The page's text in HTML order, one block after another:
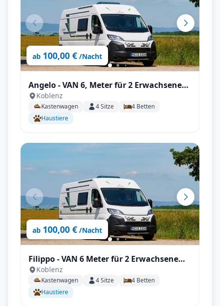
ab 100,00 € /Nacht
Angelo - VAN 6, Meter für 2 Erwachsene
und 2 Kinder
Koblenz
Kastenwagen 4Sitze 4 Betten
Haustiere
ab 100,00 € /Nacht
Filippo - VAN 6 Meter für 2 Erwachsene
und 2 Kinder
Koblenz
Kastenwagen 4Sitze 4 Betten
Haustiere